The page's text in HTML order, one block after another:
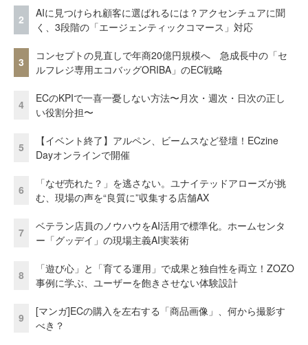
2
AIに見つけられ顧客に選ばれるには？アクセンチュアに聞
く、3段階の「エージェンティックコマース」対応
3
コンセプトの見直しで年商20億円規模へ 急成長中の「セ
ルフレジ専用エコバッグORIBA」のEC戦略
4
ECのKPIで一喜一憂しない方法〜月次・週次・日次の正し
い役割分担〜
5
【イベント終了】アルペン、ビームスなど登壇！ECzine
Dayオンラインで開催
6
「なぜ売れた？」を逃さない。ユナイテッドアローズが挑
む、現場の声を“良質に”収集する店舗AX
7
ベテラン店員のノウハウをAI活用で標準化。ホームセンタ
ー「グッデイ」の現場主義AI実装術
8
「遊び心」と「育てる運用」で成果と独自性を両立！ZOZO
事例に学ぶ、ユーザーを飽きさせない体験設計
9
[マンガ]ECの購入を左右する「商品画像」、何から撮影す
べき？